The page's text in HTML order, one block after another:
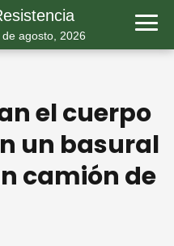
agosto, 2026
el cuerpo
un basural
camión de